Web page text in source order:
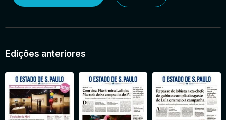
Edições anteriores